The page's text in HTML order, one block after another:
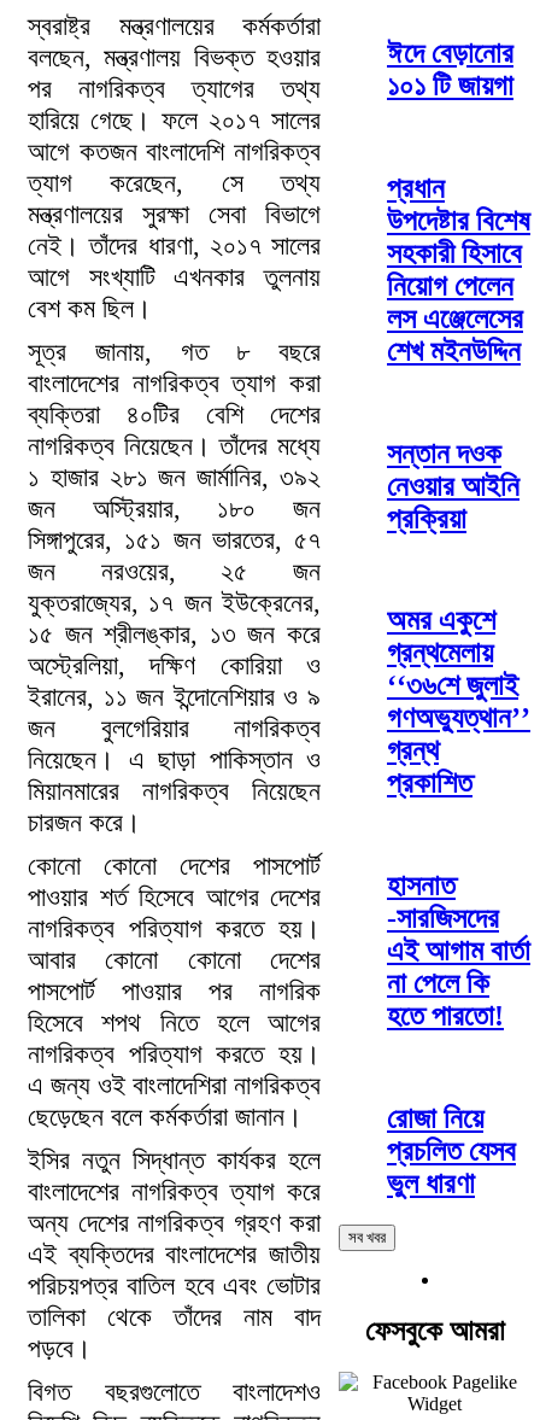
স্বরাষ্ট্র মন্ত্রণালয়ের কর্মকর্তারা
বলছেন, মন্ত্রণালয় বিভক্ত হওয়ার
পর নাগরিকত্ব ত্যাগের তথ্য
হারিয়ে গেছে। ফলে ২০১৭ সালের
আগে কতজন বাংলাদেশি নাগরিকত্ব
ত্যাগ করেছেন, সে তথ্য
মন্ত্রণালয়ের সুরক্ষা সেবা বিভাগে
নেই। তাঁদের ধারণা, ২০১৭ সালের
আগে সংখ্যাটি এখনকার তুলনায়
বেশ কম ছিল।
সূত্র জানায়, গত ৮ বছরে
বাংলাদেশের নাগরিকত্ব ত্যাগ করা
ব্যক্তিরা ৪০টির বেশি দেশের
নাগরিকত্ব নিয়েছেন। তাঁদের মধ্যে
১ হাজার ২৮১ জন জার্মানির, ৩৯২
জন অস্ট্রিয়ার, ১৮০ জন
সিঙ্গাপুরের, ১৫১ জন ভারতের, ৫৭
জন নরওয়ের, ২৫ জন
যুক্তরাজ্যের, ১৭ জন ইউক্রেনের,
১৫ জন শ্রীলঙ্কার, ১৩ জন করে
অস্ট্রেলিয়া, দক্ষিণ কোরিয়া ও
ইরানের, ১১ জন ইন্দোনেশিয়ার ও ৯
জন বুলগেরিয়ার নাগরিকত্ব
নিয়েছেন। এ ছাড়া পাকিস্তান ও
মিয়ানমারের নাগরিকত্ব নিয়েছেন
চারজন করে।
কোনো কোনো দেশের পাসপোর্ট
পাওয়ার শর্ত হিসেবে আগের দেশের
নাগরিকত্ব পরিত্যাগ করতে হয়।
আবার কোনো কোনো দেশের
পাসপোর্ট পাওয়ার পর নাগরিক
হিসেবে শপথ নিতে হলে আগের
নাগরিকত্ব পরিত্যাগ করতে হয়।
এ জন্য ওই বাংলাদেশিরা নাগরিকত্ব
ছেড়েছেন বলে কর্মকর্তারা জানান।
ইসির নতুন সিদ্ধান্ত কার্যকর হলে
বাংলাদেশের নাগরিকত্ব ত্যাগ করে
অন্য দেশের নাগরিকত্ব গ্রহণ করা
এই ব্যক্তিদের বাংলাদেশের জাতীয়
পরিচয়পত্র বাতিল হবে এবং ভোটার
তালিকা থেকে তাঁদের নাম বাদ
পড়বে।
বিগত বছরগুলোতে বাংলাদেশও
ঈদে বেড়ানোর
১০১ টি জায়গা
প্রধান
উপদেষ্টার বিশেষ
সহকারী হিসাবে
নিয়োগ পেলেন
লস এঞ্জেলেসের
শেখ মইনউদ্দিন
সন্তান দওক
নেওয়ার আইনি
প্রক্রিয়া
অমর একুশে
গ্রন্থমেলায়
‘‘৩৬শে জুলাই
গণঅভ্যুত্থান’’
গ্রন্থ
প্রকাশিত
হাসনাত
-সারজিসদের
এই আগাম বার্তা
না পেলে কি
হতে পারতো!
রোজা নিয়ে
প্রচলিত যেসব
ভুল ধারণা
সব খবর
ফেসবুকে আমরা